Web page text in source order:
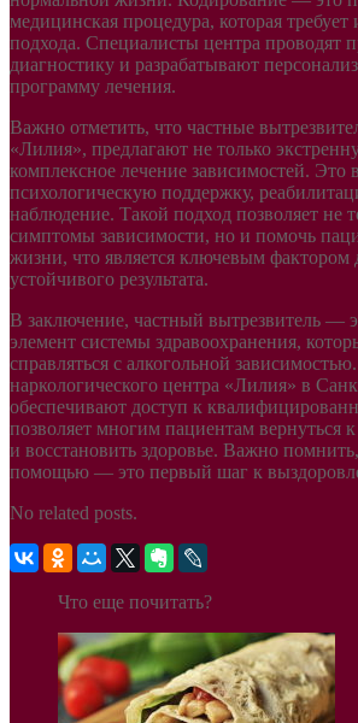
медицинская процедура, которая
подхода. Специалисты центра проводят
диагностику и разрабатывают
программу лечения.
Важно отметить, что частные
«Лилия», предлагают не только
комплексное лечение зависимостей. Это
психологическую поддержку,
наблюдение. Такой подход позволяет не
симптомы зависимости, но и помочь
жизни, что является ключевым фактором
устойчивого результата.
В заключение, частный вытрезвитель —
элемент системы здравоохранения,
справляться с алкогольной
наркологического центра «Лилия» в
обеспечивают доступ к
позволяет многим пациентам вернуться
и восстановить здоровье. Важно
помощью — это первый шаг к
No related posts.
Что еще почитать?